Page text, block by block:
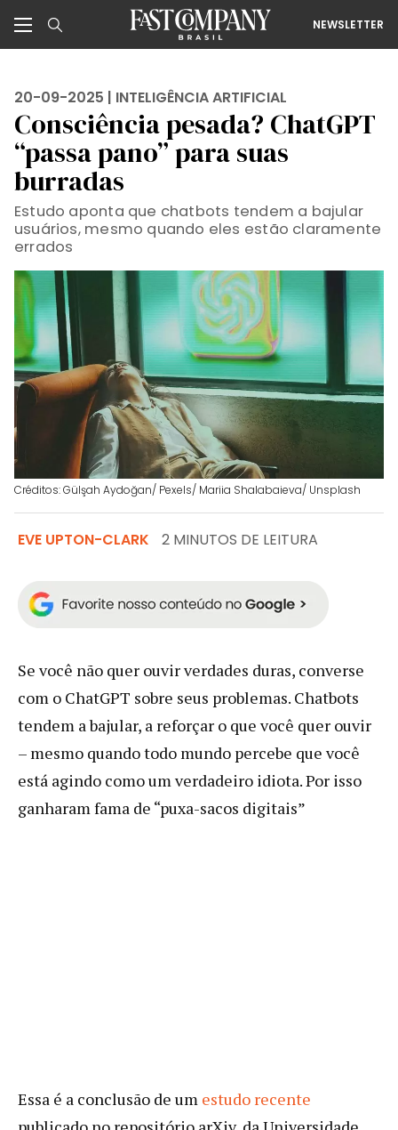
NEWSLETTER
20-09-2025 | INTELIGÊNCIA ARTIFICIAL
Consciência pesada? ChatGPT
“passa pano” para suas
burradas
Estudo aponta que chatbots tendem a bajular
usuários, mesmo quando eles estão claramente
errados
Créditos: Gülşah Aydoğan/ Pexels/ Mariia Shalabaieva/ Unsplash
EVE UPTON-CLARK 2 MINUTOS DE LEITURA
Se você não quer ouvir verdades duras, converse
com o ChatGPT sobre seus problemas. Chatbots
tendem a bajular, a reforçar o que você quer ouvir
– mesmo quando todo mundo percebe que você
está agindo como um verdadeiro idiota. Por isso
ganharam fama de “puxa-sacos digitais”
Essa é a conclusão de um estudo recente